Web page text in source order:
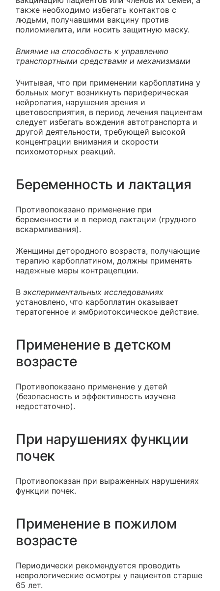
также необходимо избегать контактов с
людьми, получавшими вакцину против
полиомиелита, или носить защитную маску.
Влияние на способность к управлению
транспортными средствами и механизмами
Учитывая, что при применении карбоплатина у
больных могут возникнуть периферическая
нейропатия, нарушения зрения и
цветовосприятия, в период лечения пациентам
следует избегать вождения автотранспорта и
другой деятельности, требующей высокой
концентрации внимания и скорости
психомоторных реакций.
Беременность и лактация
Противопоказано применение при
беременности и в период лактации (грудного
вскармливания).
Женщины детородного возраста, получающие
терапию карбоплатином, должны применять
надежные меры контрацепции.
В экспериментальных исследованиях
установлено, что карбоплатин оказывает
тератогенное и эмбриотоксическое действие.
Применение в детском
возрасте
Противопоказано применение у детей
(безопасность и эффективность изучена
недостаточно).
При нарушениях функции
почек
Противопоказан при выраженных нарушениях
функции почек.
Применение в пожилом
возрасте
Периодически рекомендуется проводить
неврологические осмотры у пациентов старше
65 лет.